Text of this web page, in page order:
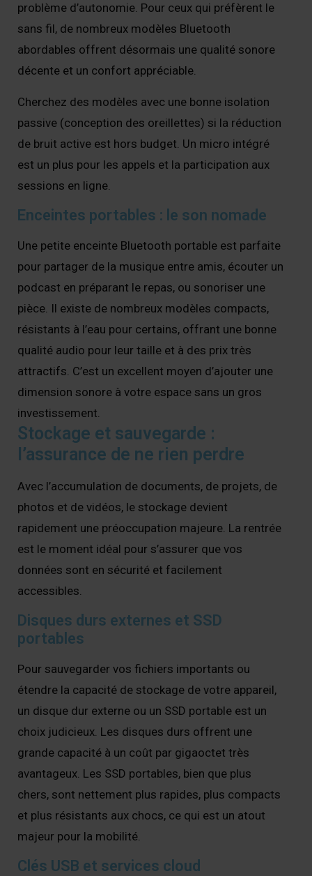
problème d’autonomie. Pour ceux qui préfèrent le
sans fil, de nombreux modèles Bluetooth
abordables offrent désormais une qualité sonore
décente et un confort appréciable.
Cherchez des modèles avec une bonne isolation
passive (conception des oreillettes) si la réduction
de bruit active est hors budget. Un micro intégré
est un plus pour les appels et la participation aux
sessions en ligne.
Enceintes portables : le son nomade
Une petite enceinte Bluetooth portable est parfaite
pour partager de la musique entre amis, écouter un
podcast en préparant le repas, ou sonoriser une
pièce. Il existe de nombreux modèles compacts,
résistants à l’eau pour certains, offrant une bonne
qualité audio pour leur taille et à des prix très
attractifs. C’est un excellent moyen d’ajouter une
dimension sonore à votre espace sans un gros
investissement.
Stockage et sauvegarde :
l’assurance de ne rien perdre
Avec l’accumulation de documents, de projets, de
photos et de vidéos, le stockage devient
rapidement une préoccupation majeure. La rentrée
est le moment idéal pour s’assurer que vos
données sont en sécurité et facilement
accessibles.
Disques durs externes et SSD
portables
Pour sauvegarder vos fichiers importants ou
étendre la capacité de stockage de votre appareil,
un disque dur externe ou un SSD portable est un
choix judicieux. Les disques durs offrent une
grande capacité à un coût par gigaoctet très
avantageux. Les SSD portables, bien que plus
chers, sont nettement plus rapides, plus compacts
et plus résistants aux chocs, ce qui est un atout
majeur pour la mobilité.
Clés USB et services cloud